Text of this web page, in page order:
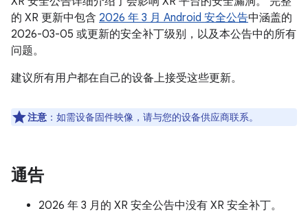
的 XR 更新中包含 2026 年 3 月 Android 安全公告中涵盖的
2026-03-05 或更新的安全补丁级别，以及本公告中的所有
问题。
建议所有用户都在自己的设备上接受这些更新。
注意 ：如需设备固件映像，请与您的设备供应商联系。
通告
2026 年 3 月的 XR 安全公告中没有 XR 安全补丁。